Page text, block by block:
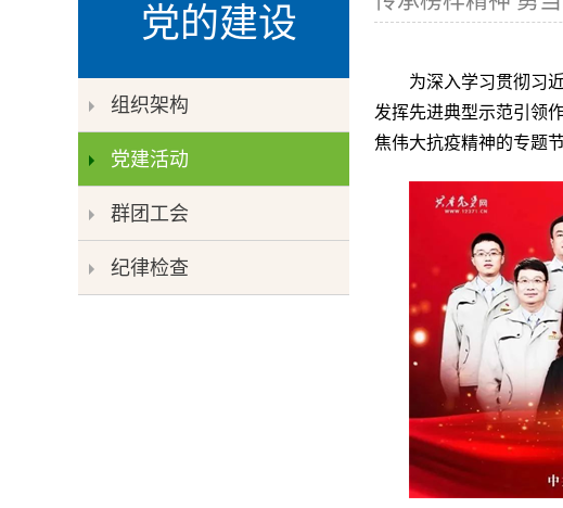
党的建设
组织架构
党建活动
群团工会
纪律检查
为深入学习贯彻习
发挥先进典型示范引领
焦伟大抗疫精神的专题